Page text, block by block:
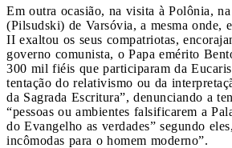
Em outra ocasião, na visita à Polônia,
(Pilsudski) de Varsóvia, a mesma onde,
II exaltou os seus compatriotas,
governo comunista, o Papa emérito
300 mil fiéis que participaram da
tentação do relativismo ou da
da Sagrada Escritura”, denunciando a
“pessoas ou ambientes falsificarem a
do Evangelho as verdades” segundo
incômodas para o homem moderno”.